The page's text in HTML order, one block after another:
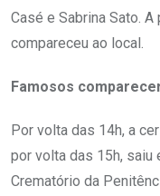
Casé e Sabrina Sato.
compareceu ao local.
Famosos
Por volta das 14h, a
por volta das 15h, saiu
Crematório da